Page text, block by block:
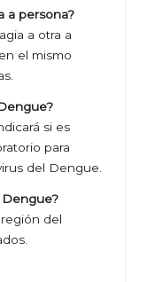
a persona?
a otra a
el mismo
si es
para
del Dengue.
Dengue?
del